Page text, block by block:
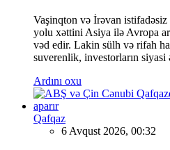
Vaşinqton və İrəvan
yolu xəttini Asiya ilə Avropa
vəd edir. Lakin sülh və rifah
suverenlik, investorların siyasi
Ardını oxu
Qafqaz
6 Avqust 2026, 00:32